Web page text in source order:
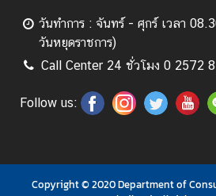
แ
บ
ฟ
วันทำการ : จันทร์ - ศุกร์ เวลา
วันหยุดราชการ)
Call Center 24 ชั่วโมง 0 2572
Follow us:
Copyright © 2020 Department of